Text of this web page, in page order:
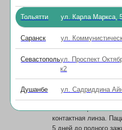
Под капельной
деэпителизация
слоя).
В течение 30 минут
раствора
в растворе декстрана
В течение
воздействие на
одновременно с
контактная линза.
5 дней до полного
Тольятти ул. Карла Маркса,
Саранск ул.
Севастопольул. Проспект
к2
Душанбе ул. Садриддина